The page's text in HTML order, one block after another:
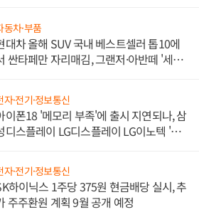
동차·부품
대차 올해 SUV 국내 베스트셀러 톱10에
싼타페만 자리매김, 그랜저·아반떼 '세단
자·전기·정보통신
이폰18 '메모리 부족'에 출시 지연되나, 삼
디스플레이 LG디스플레이 LG이노텍 '탈
자·전기·정보통신
하이닉스 1주당 375원 현금배당 실시, 추
주주환원 계획 9월 공개 예정